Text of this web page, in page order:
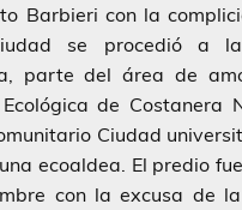
Barbieri con la
se procedió a la
parte del área de
de Costanera
Ciudad
ecoaldea. El predio
con la excusa de